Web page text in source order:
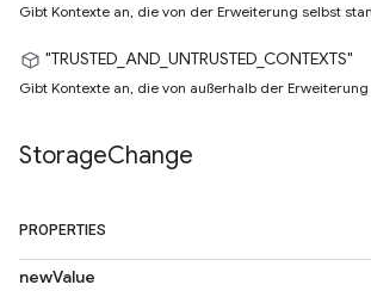
Gibt Kontexte an, die von der Erweiterung selbst
"TRUSTED_AND_UNTRUSTED_CONTEXTS"
Gibt Kontexte an, die von außerhalb der
StorageChange
PROPERTIES
newValue